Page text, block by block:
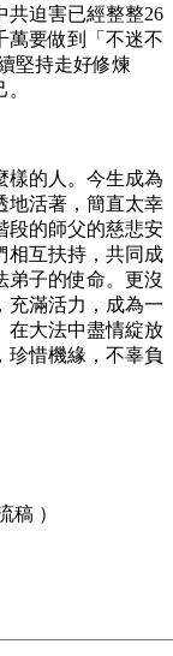
共迫害已經整整26
萬要做到「不迷不
堅持走好修煉
樣的人。今生成為
地活著，簡直太幸
段的師父的慈悲安
相互扶持，共同成
弟子的使命。更沒
充滿活力，成為一
在大法中盡情綻放
珍惜機緣，不辜負
稿 ）